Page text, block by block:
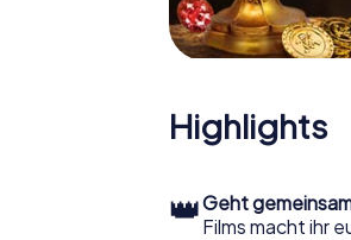
Highlights
👑Geht
Films macht ihr